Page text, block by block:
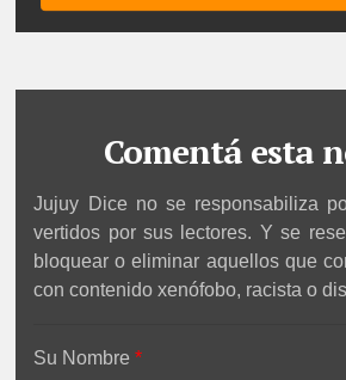
Comentá esta
Jujuy Dice no se responsabiliza
vertidos por sus lectores. Y se
bloquear o eliminar aquellos que
con contenido xenófobo, racista o
Su Nombre